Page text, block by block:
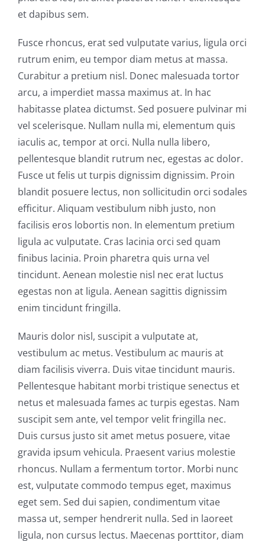
et dapibus sem.
Fusce rhoncus, erat sed vulputate varius, ligula orci
rutrum enim, eu tempor diam metus at massa.
Curabitur a pretium nisl. Donec malesuada tortor
arcu, a imperdiet massa maximus at. In hac
habitasse platea dictumst. Sed posuere pulvinar mi
vel scelerisque. Nullam nulla mi, elementum quis
iaculis ac, tempor at orci. Nulla nulla libero,
pellentesque blandit rutrum nec, egestas ac dolor.
Fusce ut felis ut turpis dignissim dignissim. Proin
blandit posuere lectus, non sollicitudin orci sodales
efficitur. Aliquam vestibulum nibh justo, non
facilisis eros lobortis non. In elementum pretium
ligula ac vulputate. Cras lacinia orci sed quam
finibus lacinia. Proin pharetra quis urna vel
tincidunt. Aenean molestie nisl nec erat luctus
egestas non at ligula. Aenean sagittis dignissim
enim tincidunt fringilla.
Mauris dolor nisl, suscipit a vulputate at,
vestibulum ac metus. Vestibulum ac mauris at
diam facilisis viverra. Duis vitae tincidunt mauris.
Pellentesque habitant morbi tristique senectus et
netus et malesuada fames ac turpis egestas. Nam
suscipit sem ante, vel tempor velit fringilla nec.
Duis cursus justo sit amet metus posuere, vitae
gravida ipsum vehicula. Praesent varius molestie
rhoncus. Nullam a fermentum tortor. Morbi nunc
est, vulputate commodo tempus eget, maximus
eget sem. Sed dui sapien, condimentum vitae
massa ut, semper hendrerit nulla. Sed in laoreet
ligula, non cursus lectus. Maecenas porttitor, diam